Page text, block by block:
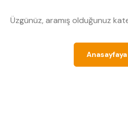
Üzgünüz, aramış olduğunuz